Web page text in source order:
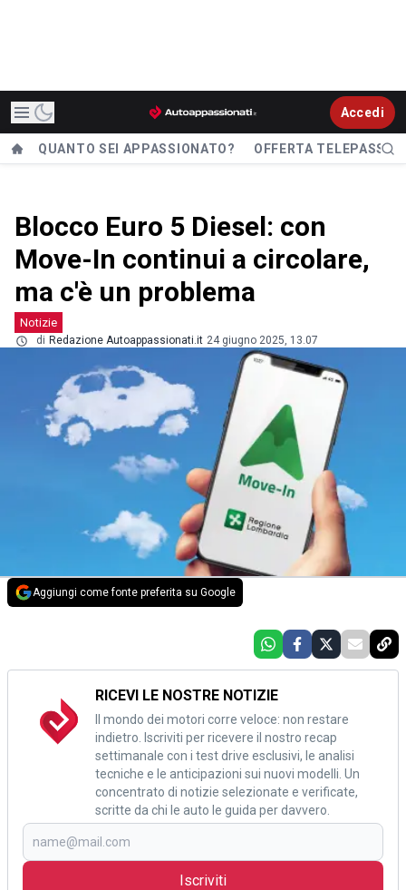
Accedi
QUANTO SEI APPASSIONATO? OFFERTA TELEPASS
Blocco Euro 5 Diesel: con
Move-In continui a circolare,
ma c'è un problema
Notizie
di Redazione Autoappassionati.it 24 giugno 2025, 13.07
Aggiungi come fonte preferita su Google
RICEVI LE NOSTRE NOTIZIE
Il mondo dei motori corre veloce: non restare
indietro. Iscriviti per ricevere il nostro recap
settimanale con i test drive esclusivi, le analisi
tecniche e le anticipazioni sui nuovi modelli. Un
concentrato di notizie selezionate e verificate,
scritte da chi le auto le guida per davvero.
Iscriviti